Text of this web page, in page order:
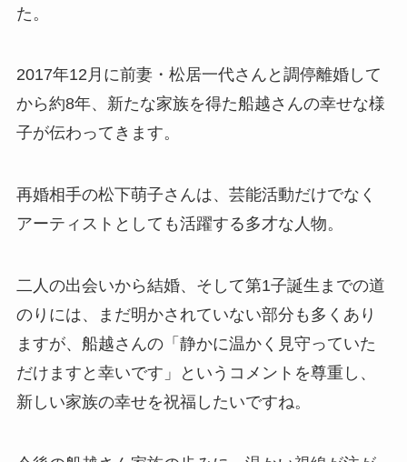
た。
2017年12月に前妻・松居一代さんと調停離婚して
から約8年、新たな家族を得た船越さんの幸せな様
子が伝わってきます。
再婚相手の松下萌子さんは、芸能活動だけでなく
アーティストとしても活躍する多才な人物。
二人の出会いから結婚、そして第1子誕生までの道
のりには、まだ明かされていない部分も多くあり
ますが、船越さんの「静かに温かく見守っていた
だけますと幸いです」というコメントを尊重し、
新しい家族の幸せを祝福したいですね。